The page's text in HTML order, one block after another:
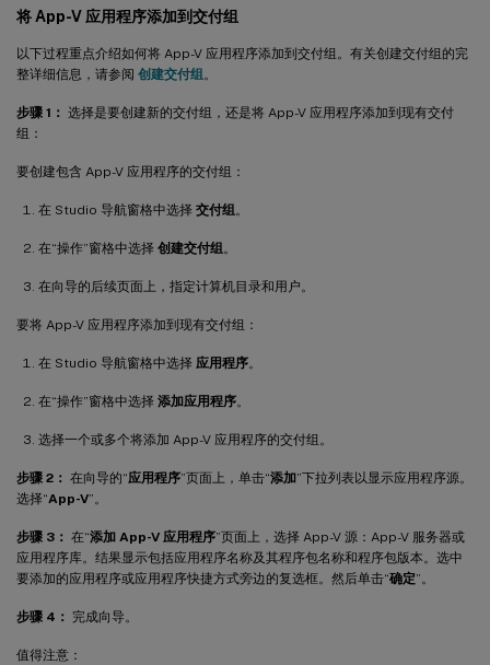
将 App-V 应用程序添加到交付组
以下过程重点介绍如何将 App-V 应用程序添加到交付组。有关创建交付组的完
整详细信息，请参阅 创建交付组 。
步骤 1： 选择是要创建新的交付组，还是将 App-V 应用程序添加到现有交付
组：
要创建包含 App-V 应用程序的交付组：
在 Studio 导航窗格中选择 交付组 。
在“操作”窗格中选择 创建交付组 。
在向导的后续页面上，指定计算机目录和用户。
要将 App-V 应用程序添加到现有交付组：
在 Studio 导航窗格中选择 应用程序。
在“操作”窗格中选择 添加应用程序。
选择一个或多个将添加 App-V 应用程序的交付组。
步骤 2： 在向导的“应用程序”页面上，单击“添加”下拉列表以显示应用程序源。
选择“App-V”。
步骤 3： 在“添加 App-V 应用程序”页面上，选择 App-V 源：App-V 服务器或
应用程序库。结果显示包括应用程序名称及其程序包名称和程序包版本。选中
要添加的应用程序或应用程序快捷方式旁边的复选框。然后单击“确定”。
步骤 4： 完成向导。
值得注意：